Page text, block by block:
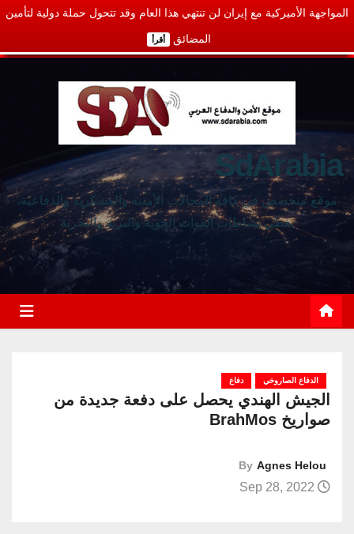
المواجهة الأميركية مع إيران لن تنتهي هذا العام وقد تتحول حملة دولية لتأمين
المضائق أقرأ
SdArabia
موقع متخصص في كافة المجالات الأمنية والعسكرية والدفاعية،
يغطي نشاطات القوات الجوية والبرية والبحرية
الدفاع الصاروخي دفاع
الجيش الهندي يحصل على دفعة جديدة من
صواريخ BrahMos
By Agnes Helou